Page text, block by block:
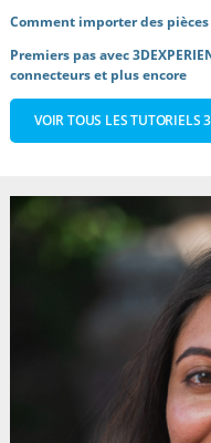
Comment importer des pièces
Premiers pas avec
connecteurs et plus encore
VOIR TOUS LES TUTORIELS